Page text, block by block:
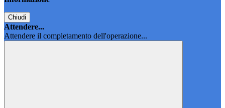
Chiudi
Attendere...
Attendere il completamento dell'operazione...